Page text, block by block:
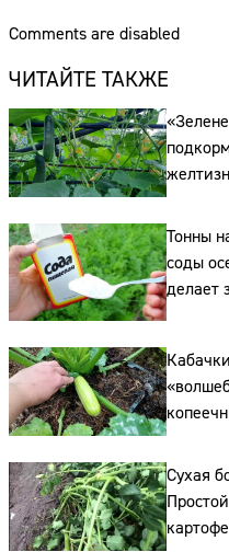
Comments are disabled
ЧИТАЙТЕ ТАКЖЕ
Тонны
соды
делает
Сухая